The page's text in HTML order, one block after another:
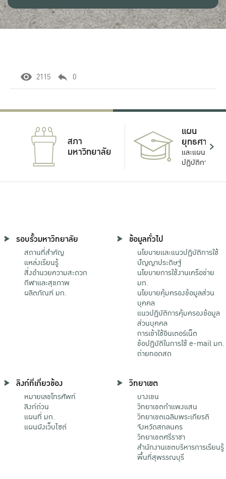
2115 0
สภา
มหาวิทยาลัย
แผน
ยุทธศาสตร์
และแผน
ปฏิบัติการ
รอบรั้วมหาวิทยาลัย
สถานที่สำคัญ
แหล่งเรียนรู้
สิ่งอำนวยความสะดวก
กีฬาและสุขภาพ
ผลิตภัณฑ์ มก.
ข้อมูลทั่วไป
นโยบายและแนวปฏิบัติการใช้
ปัญญาประดิษฐ์
นโยบายการใช้งานเครือข่าย
มก.
นโยบายคุ้มครองข้อมูลส่วน
บุคคล
แนวปฏิบัติการคุ้มครองข้อมูล
ส่วนบุคคล
การเข้าใช้อินเตอร์เน็ต
ข้อปฏิบัติในการใช้ e-mail มก.
ถ่ายทอดสด
ลิงก์ที่เกี่ยวข้อง
หมายเลขโทรศัพท์
ลิงก์ด่วน
แผนที่ มก.
แผนผังเว็บไซต์
วิทยาเขต
บางเขน
วิทยาเขตกําแพงแสน
วิทยาเขตเฉลิมพระเกียรติ
จังหวัดสกลนคร
วิทยาเขตศรีราชา
สำนักงานเขตบริหารการเรียนรู้
พื้นที่สุพรรณบุรี